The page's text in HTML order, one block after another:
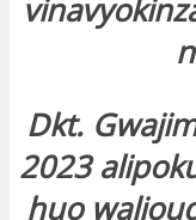
Dkt.
2023
huo